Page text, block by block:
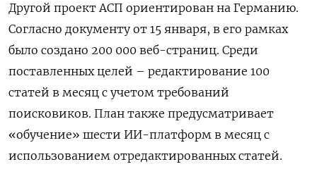
Другой проект АСП ориентирован на Германию.
Согласно документу от 15 января, в его рамках
было создано 200 000 веб-страниц. Среди
поставленных целей – редактирование 100
статей в месяц с учетом требований
поисковиков. План также предусматривает
«обучение» шести ИИ-платформ в месяц с
использованием отредактированных статей.